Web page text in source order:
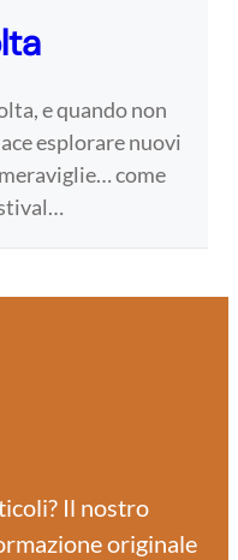
e quando non
esplorare nuovi
come
Il nostro
originale